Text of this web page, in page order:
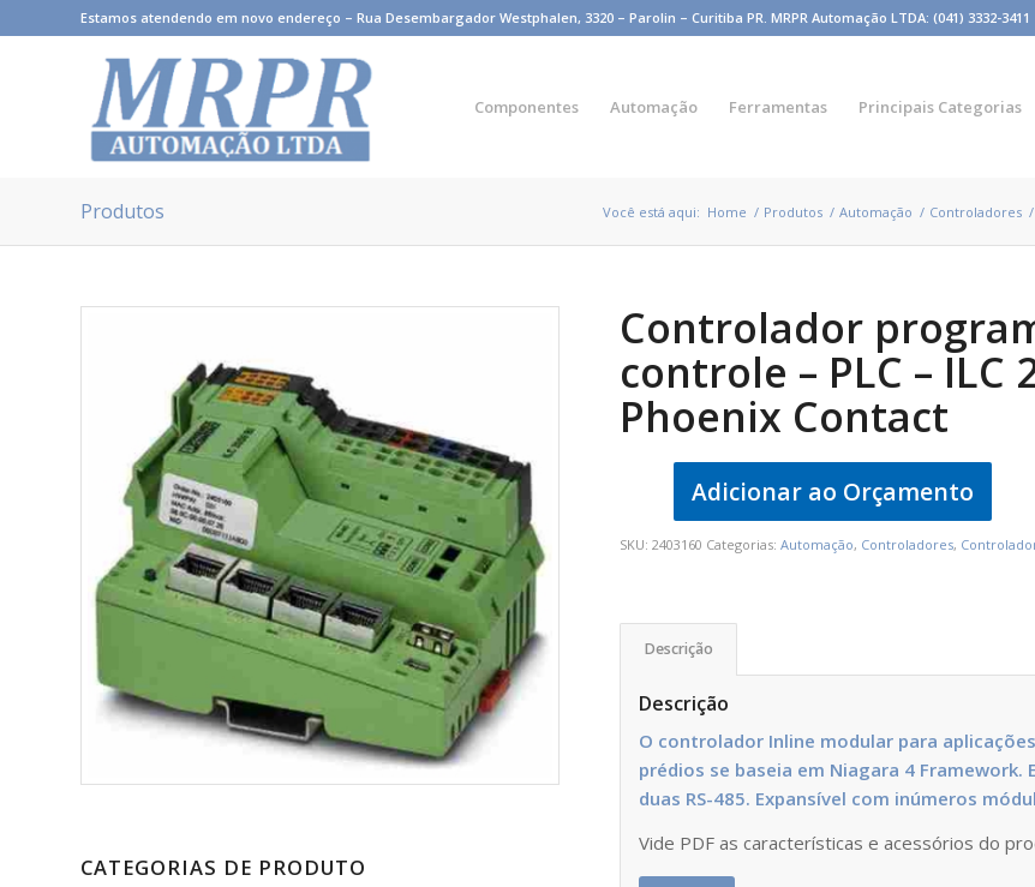
Estamos atendendo em novo endereço – Rua Desembargador Westphalen, 3320 – Parolin – Curitiba PR. MRPR Automação LTDA: (041) 3332-3411
Componentes Automação Ferramentas Principais Categorias
Produtos Você está aqui: Home / Produtos / Automação / Controladores /
CATEGORIAS DE PRODUTO
Controlador
controle – PLC – ILC
Phoenix Contact
Adicionar ao Orçamento
SKU:2403160 Categorias:Automação, Controladores,
Descrição
Descrição
O controlador Inline modular para
prédios se baseia em Niagara 4
duas RS-485. Expansível com inúmeros
Vide PDF as características e acessórios do